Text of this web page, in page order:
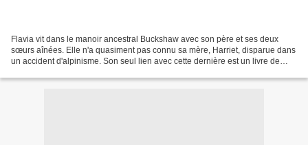
Flavia vit dans le manoir ancestral Buckshaw avec son père et ses deux
sœurs aînées. Elle n'a quasiment pas connu sa mère, Harriet, disparue dans
un accident d'alpinisme. Son seul lien avec cette dernière est un livre de